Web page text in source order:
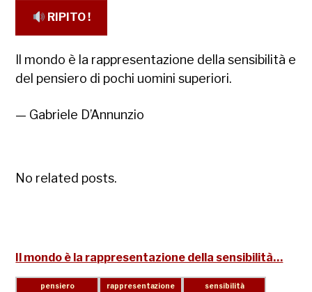
RIPITO !
Il mondo è la rappresentazione della sensibilità e
del pensiero di pochi uomini superiori.
— Gabriele D’Annunzio
No related posts.
Il mondo è la rappresentazione della sensibilità…